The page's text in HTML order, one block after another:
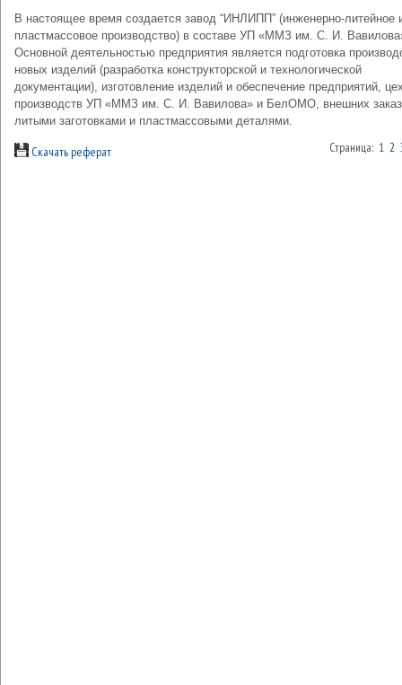
В настоящее время создается завод “ИНЛИПП” (инженерно-литейное
пластмассовое производство) в составе УП «ММЗ им. С. И.
Основной деятельностью предприятия является подготовка
новых изделий (разработка конструкторской и технологической
документации), изготовление изделий и обеспечение предприятий,
производств УП «ММЗ им. С. И. Вавилова» и БелОМО, внешних
литыми заготовками и пластмассовыми деталями.
Скачать реферат Страница: 1 2